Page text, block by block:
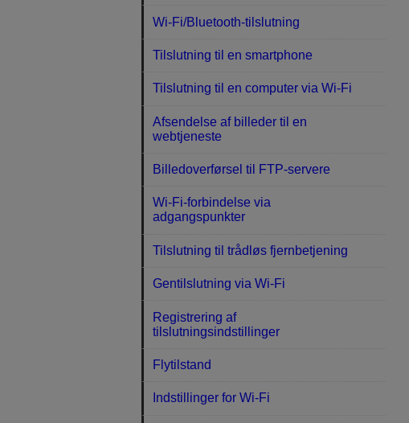
Wi-Fi/Bluetooth-tilslutning
Tilslutning til en smartphone
Tilslutning til en computer via Wi-Fi
Afsendelse af billeder til en
webtjeneste
Billedoverførsel til FTP-servere
Wi-Fi-forbindelse via
adgangspunkter
Tilslutning til trådløs fjernbetjening
Gentilslutning via Wi-Fi
Registrering af
tilslutningsindstillinger
Flytilstand
Indstillinger for Wi-Fi